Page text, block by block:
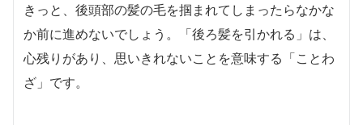
きっと、後頭部の髪の毛を掴まれてしまったらなかな
か前に進めないでしょう。「後ろ髪を引かれる」は、
心残りがあり、思いきれないことを意味する「ことわ
ざ」です。